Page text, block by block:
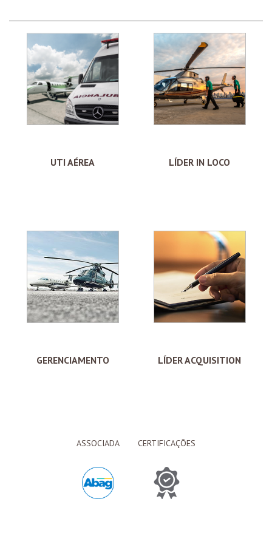
UTI AÉREA LÍDER IN LOCO
GERENCIAMENTO LÍDER ACQUISITION
ASSOCIADA CERTIFICAÇÕES